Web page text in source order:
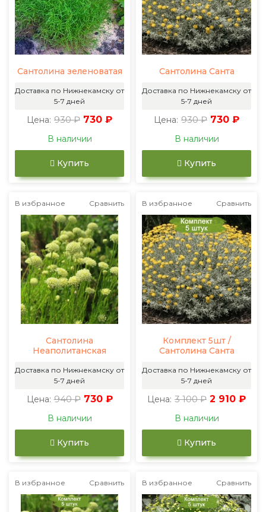
Сантолина зеленоватая
Доставка по Нижнекамску от
5-7 дней
Цена: 930 ₽ 730 ₽
В наличии
Купить
Сантолина Санта
Доставка по Нижнекамску от
5-7 дней
Цена: 930 ₽ 730 ₽
В наличии
Купить
В избранное Сравнить
Сантолина
Неаполитанская
Доставка по Нижнекамску от
5-7 дней
Цена: 940 ₽ 730 ₽
В наличии
Купить
В избранное Сравнить
Комплект 5шт /
Сантолина Санта
Доставка по Нижнекамску от
5-7 дней
Цена: 3 100 ₽ 2 910 ₽
В наличии
Купить
В избранное Сравнить В избранное Сравнить